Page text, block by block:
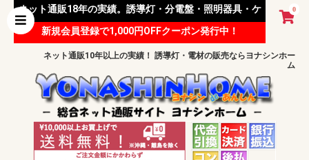
0
ネット通販18年の実績。誘導灯・分電盤・照明器具・ケ
ーブル等 様々な資材を取り扱っています。
新規会員登録で1,000円OFFクーポン発行中！
ネット通販10年以上の実績！ 誘導灯・電材の販売ならヨナシンホー
ム